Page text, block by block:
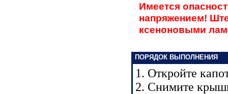
Имеется
напряжением!
ксеноновыми
ПОРЯДОК ВЫПОЛНЕНИЯ
1. Откройте
2. Снимите